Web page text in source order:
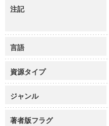
注記
言語
資源タイプ
ジャンル
著者版フラグ